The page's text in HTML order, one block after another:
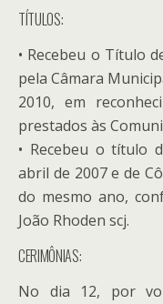
TÍTULOS:
• Recebeu o Título
pela Câmara
2010, em
prestados às
• Recebeu o título
abril de 2007 e de
do mesmo ano,
João Rhoden scj.
CERIMÔNIAS:
No dia 12, por